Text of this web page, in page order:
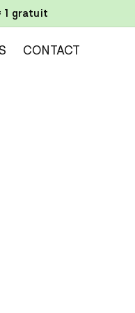
1 gratuit
CONTACT